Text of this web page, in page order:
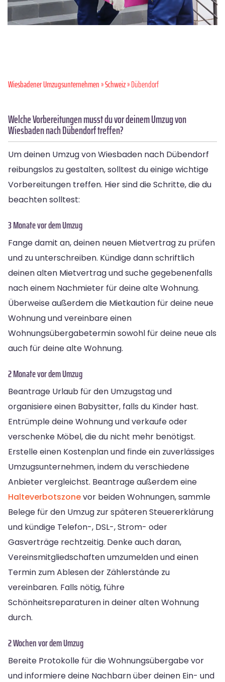
Wiesbadener Umzugsunternehmen»Schweiz» Dübendorf
Welche Vorbereitungen musst du vor deinem Umzug von
Wiesbaden nach Dübendorf treffen?
Um deinen Umzug von Wiesbaden nach Dübendorf
reibungslos zu gestalten, solltest du einige wichtige
Vorbereitungen treffen. Hier sind die Schritte, die du
beachten solltest:
3 Monate vor dem Umzug
Fange damit an, deinen neuen Mietvertrag zu prüfen
und zu unterschreiben. Kündige dann schriftlich
deinen alten Mietvertrag und suche gegebenenfalls
nach einem Nachmieter für deine alte Wohnung.
Überweise außerdem die Mietkaution für deine neue
Wohnung und vereinbare einen
Wohnungsübergabetermin sowohl für deine neue als
auch für deine alte Wohnung.
2 Monate vor dem Umzug
Beantrage Urlaub für den Umzugstag und
organisiere einen Babysitter, falls du Kinder hast.
Entrümple deine Wohnung und verkaufe oder
verschenke Möbel, die du nicht mehr benötigst.
Erstelle einen Kostenplan und finde ein zuverlässiges
Umzugsunternehmen, indem du verschiedene
Anbieter vergleichst. Beantrage außerdem eine
Halteverbotszonevor beiden Wohnungen, sammle
Belege für den Umzug zur späteren Steuererklärung
und kündige Telefon-, DSL-, Strom- oder
Gasverträge rechtzeitig. Denke auch daran,
Vereinsmitgliedschaften umzumelden und einen
Termin zum Ablesen der Zählerstände zu
vereinbaren. Falls nötig, führe
Schönheitsreparaturen in deiner alten Wohnung
durch.
2 Wochen vor dem Umzug
Bereite Protokolle für die Wohnungsübergabe vor
und informiere deine Nachbarn über deinen Ein- und